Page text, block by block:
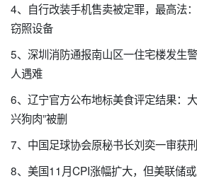
4、自行改装手机售卖被定罪，最高法
窃照设备
5、深圳消防通报南山区一住宅楼发生
人遇难
6、辽宁官方公布地标美食评定结果：
兴狗肉”被删
7、中国足球协会原秘书长刘奕一审获
8、美国11月CPI涨幅扩大，但美联储